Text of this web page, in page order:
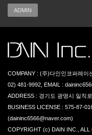
ADMIN
COMPANY : (주)다인인코퍼레이
02) 481-9992, EMAIL :
ADDRESS : 경기도 광명시 일직
BUSINESS LICENSE : 575-87-
(daininc6566@naver.com)
COPYRIGHT (c) DAIN INC., ALL